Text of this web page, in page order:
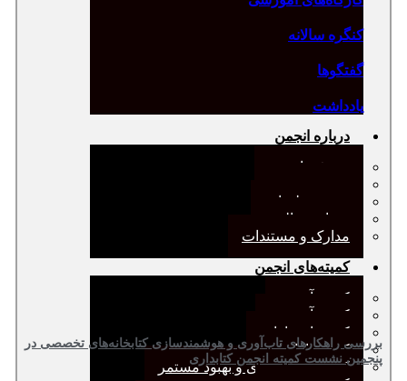
کنگره سالانه
گفتگوها
یادداشت
درباره انجمن
معرفی انجمن
صورت‌جلسات
همیاری مالی
مدارک و مستندات
کمیته‌های انجمن
کمیته آرشیو
کمیته آموزش
کمیته انتشارات
کمیته بازاریابی
کمیته برنامه‌ریزی و بهبود مستمر
بررسی راهکارهای تاب‌آوری و هوشمندسازی کتابخانه‌های تخصصی در
پنجمین نشست کمیته انجمن کتابداری